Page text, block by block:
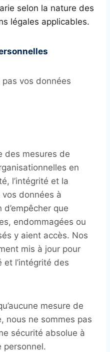
selon la nature des
légales applicables.
pas vos données
des mesures de
en
l’intégrité et la
données à
que
endommagées ou
y aient accès. Nos
mis à jour pour
l’intégrité des
mesure de
nous ne sommes pas
sécurité absolue à
personnel.